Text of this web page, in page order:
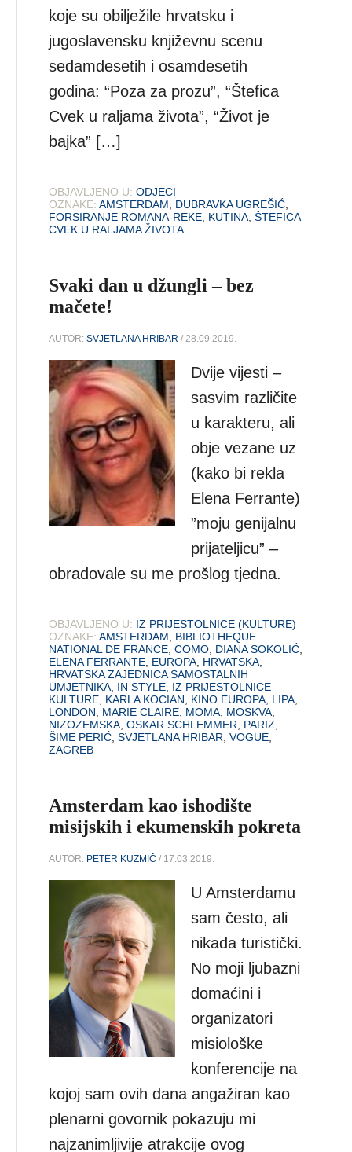
koje su obilježile hrvatsku i
jugoslavensku književnu scenu
sedamdesetih i osamdesetih
godina: “Poza za prozu”, “Štefica
Cvek u raljama života”, “Život je
bajka” […]
OBJAVLJENO U: ODJECI
OZNAKE: AMSTERDAM DUBRAVKA UGREŠIĆ
FORSIRANJE ROMANA-REKE KUTINA ,ŠTEFICA
CVEK U RALJAMA ŽIVOTA
Svaki dan u džungli – bez
mačete!
AUTOR:SVJETLANA HRIBAR / 28.09.2019.
Dvije vijesti –
sasvim različite
u karakteru, ali
obje vezane uz
(kako bi rekla
Elena Ferrante)
”moju genijalnu
prijateljicu” –
obradovale su me prošlog tjedna.
OBJAVLJENO U: IZ PRIJESTOLNICE (KULTURE)
OZNAKE: AMSTERDAM
BIBLIOTHEQUE
NATIONAL DE FRANCE ,COMO DIANA SOKOLIĆ
ELENA FERRANTE EUROPA HRVATSKA
HRVATSKA ZAJEDNICA SAMOSTALNIH
UMJETNIKA IN STYLE IZ PRIJESTOLNICE
KULTURE KARLA KOCIAN KINO EUROPA LIPA
LONDON
MARIE CLAIRE MOMA MOSKVA
NIZOZEMSKA ,OSKAR SCHLEMMER PARIZ
ŠIME PERIĆ ,SVJETLANA HRIBAR ,VOGUE
ZAGREB
Amsterdam kao ishodište
misijskih i ekumenskih pokreta
AUTOR: PETER KUZMIČ / 17.03.2019.
U Amsterdamu
sam često, ali
nikada turistički.
No moji ljubazni
domaćini i
organizatori
misiološke
konferencije na
kojoj sam ovih dana angažiran kao
plenarni govornik pokazuju mi
najzanimljivije atrakcije ovog